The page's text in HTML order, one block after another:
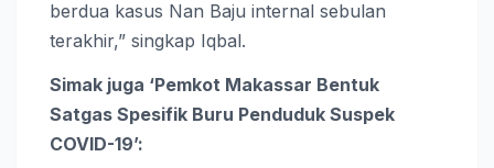
berdua kasus Nan Baju internal sebulan
terakhir,” singkap Iqbal.
Simak juga ‘Pemkot Makassar Bentuk
Satgas Spesifik Buru Penduduk Suspek
COVID-19’: